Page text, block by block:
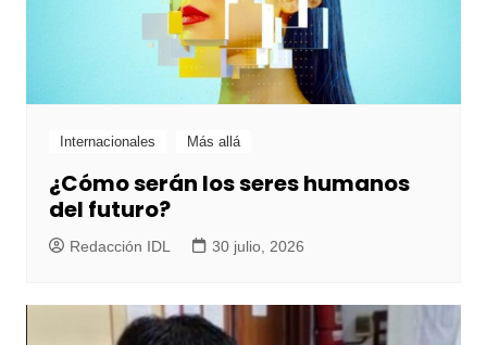
Internacionales Más allá
¿Cómo serán los seres humanos
del futuro?
Redacción IDL 30 julio, 2026